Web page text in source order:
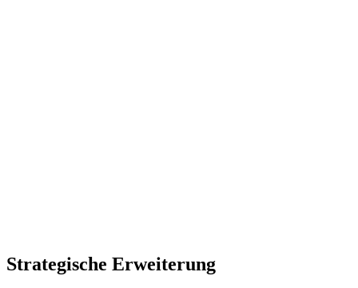
Strategische Erweiterung